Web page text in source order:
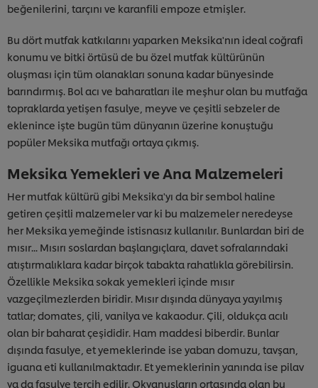
beğenilerini, tarçını ve karanfili empoze etmişler.
Bu dört mutfak katkılarını yaparken Meksika'nın ideal coğrafi
konumu ve bitki örtüsü de bu özel mutfak kültürünün
oluşması için tüm olanakları sonuna kadar bünyesinde
barındırmış. Bol acı ve baharatları ile meşhur olan bu mutfağa
topraklarda yetişen fasulye, meyve ve çeşitli sebzeler de
eklenince işte bugün tüm dünyanın üzerine konuştuğu
popüler Meksika mutfağı ortaya çıkmış.
Meksika Yemekleri ve Ana Malzemeleri
Her mutfak kültürü gibi Meksika'yı da bir sembol haline
getiren çeşitli malzemeler var ki bu malzemeler neredeyse
her Meksika yemeğinde istisnasız kullanılır. Bunlardan biri de
mısır... Mısırı soslardan başlangıçlara, davet sofralarındaki
atıştırmalıklara kadar birçok tabakta rahatlıkla görebilirsin.
Özellikle Meksika sokak yemekleri içinde mısır
vazgeçilmezlerden biridir. Mısır dışında dünyaya yayılmış
tatlar; domates, çili, vanilya ve kakaodur. Çili, oldukça acılı
olan bir baharat çeşididir. Ham maddesi biberdir. Bunlar
dışında fasulye, et yemeklerinde ise yaban domuzu, tavşan,
iguana eti kullanılmaktadır. Et yemeklerinin yanında ise pilav
ya da fasulye tercih edilir. Okyanusların ortasında olan bu